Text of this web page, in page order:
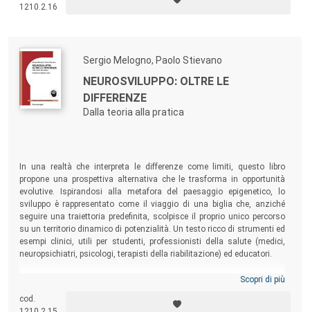
1210.2.16
Sergio Melogno, Paolo Stievano
NEUROSVILUPPO: OLTRE LE
DIFFERENZE
Dalla teoria alla pratica
In una realtà che interpreta le differenze come limiti, questo libro
propone una prospettiva alternativa che le trasforma in opportunità
evolutive. Ispirandosi alla metafora del paesaggio epigenetico, lo
sviluppo è rappresentato come il viaggio di una biglia che, anziché
seguire una traiettoria predefinita, scolpisce il proprio unico percorso
su un territorio dinamico di potenzialità. Un testo ricco di strumenti ed
esempi clinici, utili per studenti, professionisti della salute (medici,
neuropsichiatri, psicologi, terapisti della riabilitazione) ed educatori.
Scopri di più
cod.